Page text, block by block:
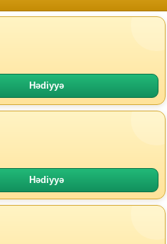
Hədiyyə
Hədiyyə